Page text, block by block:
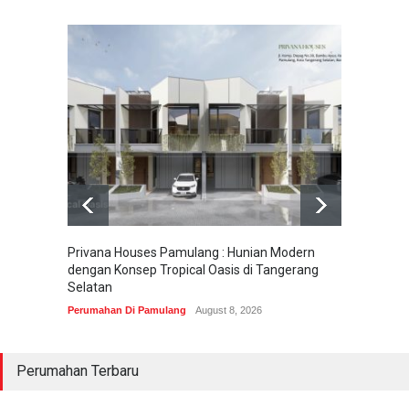
Privana Houses Pamulang : Hunian Modern
dengan Konsep Tropical Oasis di Tangerang
Selatan
Perumahan Di Pamulang August 8, 2026
Perumahan Terbaru